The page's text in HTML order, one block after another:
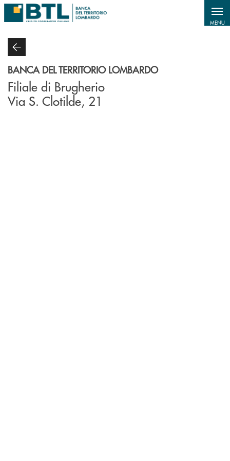
Salta al contenuto principale
MENU
BANCA DEL TERRITORIO LOMBARDO
Filiale di Brugherio
Via S. Clotilde, 21